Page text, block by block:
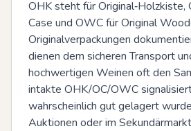
OHK steht für Original‑Holzkiste,
Case und OWC für Original
Originalverpackungen
dienen dem sicheren Transport
hochwertigen Weinen oft den
intakte OHK/OC/OWC
wahrscheinlich gut gelagert
Auktionen oder im